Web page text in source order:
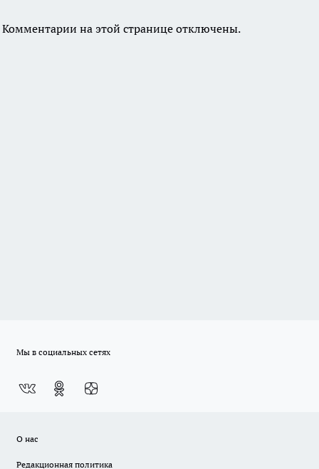
Комментарии на этой странице отключены.
Мы в социальных сетях
О нас
Редакционная политика